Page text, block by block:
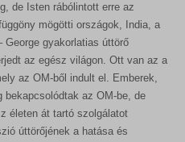
de Isten rábólintott erre az
mögötti országok, India, a
gyakorlatias úttörő
az egész világon. Ott van az a
az OM-ből indult el. Emberek,
bekapcsolódtak az OM-be, de
életen át tartó szolgálatot
úttörőjének a hatása és